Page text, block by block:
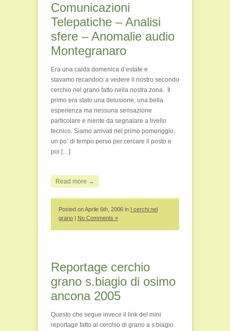
Comunicazioni
Telepatiche – Analisi
sfere – Anomalie audio
Montegranaro
Era una calda domenica d’estate e
stavamo recandoci a vedere il nostro secondo
cerchio nel grano fatto nella nostra zona. Il
primo era stato una delusione, una bella
esperienza ma nessuna sensazione
particolare e niente da segnalare a livello
tecnico. Siamo arrivati nel primo pomeriggio,
un po’ di tempo perso per cercare il posto e
poi […]
Read more →
Posted on Aprile 6th, 2006 in I cerchi nel
grano | No Comments »
Reportage cerchio
grano s.biagio di osimo
ancona 2005
Questo che segue invece il link del mini
reportage fatto al cerchio di grano a s.biagio